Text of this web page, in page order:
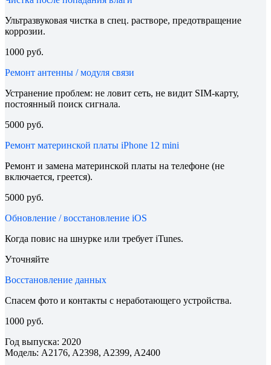
Ультразвуковая чистка в спец. растворе, предотвращение
коррозии.
1000 руб.
Ремонт антенны / модуля связи
Устранение проблем: не ловит сеть, не видит SIM-карту,
постоянный поиск сигнала.
5000 руб.
Ремонт материнской платы iPhone 12 mini
Ремонт и замена материнской платы на телефоне (не
включается, греется).
5000 руб.
Обновление / восстановление iOS
Когда повис на шнурке или требует iTunes.
Уточняйте
Восстановление данных
Спасем фото и контакты с неработающего устройства.
1000 руб.
Год выпуска: 2020
Модель: A2176, A2398, A2399, A2400